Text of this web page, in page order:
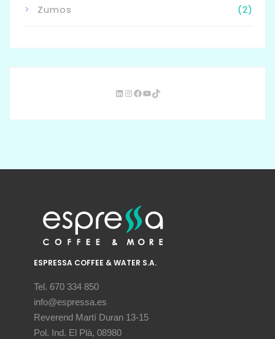
Zumos (2)
ESPRESSA COFFEE & WATER S.A.
Tel. 670 334 850
info@espressa.es
Reverend Martí Duran 13-15
Pol. Ind. El Plà, 08980